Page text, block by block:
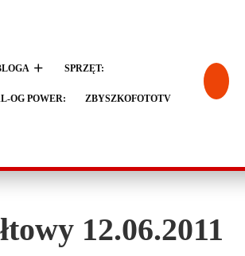
SPRZĘT:
OG POWER: ZBYSZKOFOTOTV
12.06.2011